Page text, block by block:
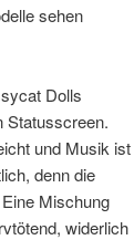
sehen
Dolls
Statusscreen.
und Musik ist
denn die
Mischung
widerlich